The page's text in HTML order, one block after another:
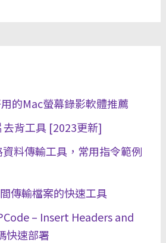
的Mac螢幕錄影軟體推薦
背工具 [2023更新]
料傳輸工具，常用指令範例
傳輸檔案的快速工具
– Insert Headers and
快速部署